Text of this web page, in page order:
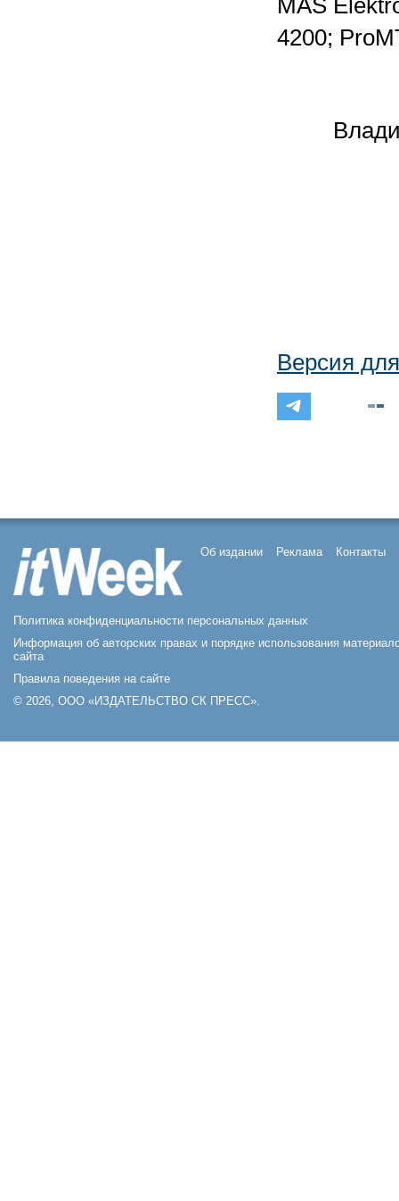
MAS
4200;
Версия
Об издании Реклама Контакты
Политика конфиденциальности персональных данных
Информация об авторских правах и порядке использования
сайта
Правила поведения на сайте
© 2026, ООО «ИЗДАТЕЛЬСТВО СК ПРЕСС».